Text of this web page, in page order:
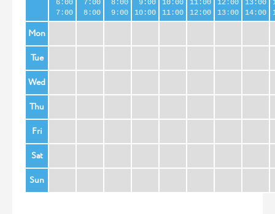
6:00
7:00
7:00
8:00
8:00
9:00
9:00
10:00
10:00
11:00
11:00
12:00
12:00
13:00
13:00
14:00
Mon
Tue
Wed
Thu
Fri
Sat
Sun